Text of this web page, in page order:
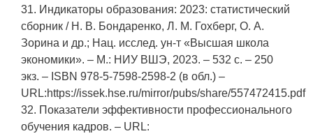
31. Индикаторы образования: 2023: статистический
сборник / Н. В. Бондаренко, Л. М. Гохберг, О. А.
Зорина и др.; Нац. исслед. ун-т «Высшая школа
экономики». – М.: НИУ ВШЭ, 2023. – 532 с. – 250
экз. – ISBN 978-5-7598-2598-2 (в обл.) –
URL:https://issek.hse.ru/mirror/pubs/share/557472415.pdf
32. Показатели эффективности профессионального
обучения кадров. – URL: